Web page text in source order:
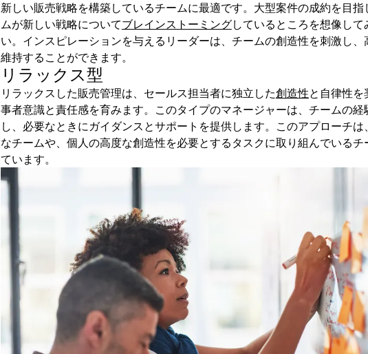
新しい販売戦略を構築しているチームに最適です。大型案件の成約を目指
ムが新しい戦略についてブレインストーミングしているところを想像して
い。インスピレーションを与えるリーダーは、チームの創造性を刺激し、
維持することができます。
リラックス型
リラックスした販売管理は、セールス担当者に独立した創造性と自律性を
事者意識と責任感を育みます。このタイプのマネージャーは、チームの経
し、必要なときにガイダンスとサポートを提供します。このアプローチは
なチームや、個人の高度な創造性を必要とするタスクに取り組んでいるチ
ています。